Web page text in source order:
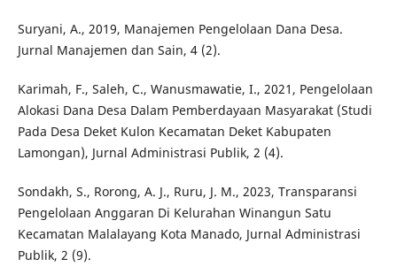
Suryani, A., 2019, Manajemen Pengelolaan Dana Desa.
Jurnal Manajemen dan Sain, 4 (2).
Karimah, F., Saleh, C., Wanusmawatie, I., 2021, Pengelolaan
Alokasi Dana Desa Dalam Pemberdayaan Masyarakat (Studi
Pada Desa Deket Kulon Kecamatan Deket Kabupaten
Lamongan), Jurnal Administrasi Publik, 2 (4).
Sondakh, S., Rorong, A. J., Ruru, J. M., 2023, Transparansi
Pengelolaan Anggaran Di Kelurahan Winangun Satu
Kecamatan Malalayang Kota Manado, Jurnal Administrasi
Publik, 2 (9).